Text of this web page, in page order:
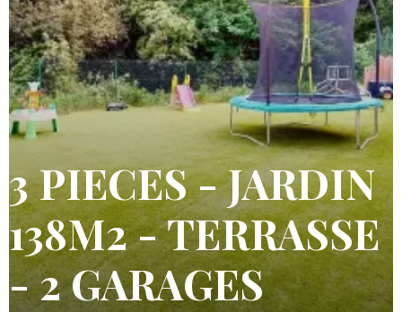
3 PIECES - JARDIN
138M2 - TERRASSE
- 2 GARAGES